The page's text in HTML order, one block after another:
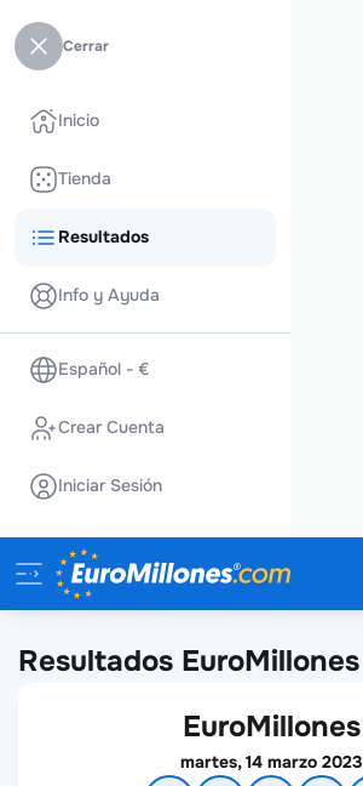
Cerrar
Inicio
Tienda
Resultados
Info y Ayuda
Español - €
Crear Cuenta
Iniciar Sesión
Resultados EuroMillones
EuroMillones
martes, 14 marzo 2023